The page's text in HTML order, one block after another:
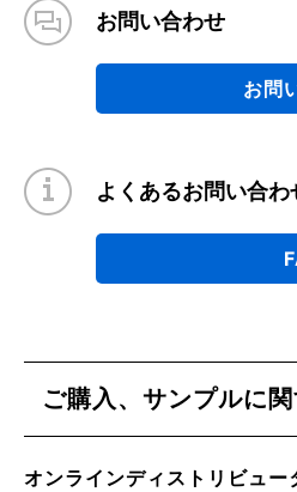
お問い合わせ
お問
よくあるお問い合わ
ご購入、サンプルに
オンラインディストリビュ